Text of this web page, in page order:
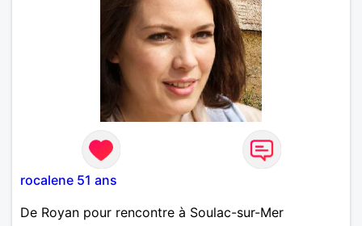
rocalene 51 ans
De Royan pour rencontre à Soulac-sur-Mer